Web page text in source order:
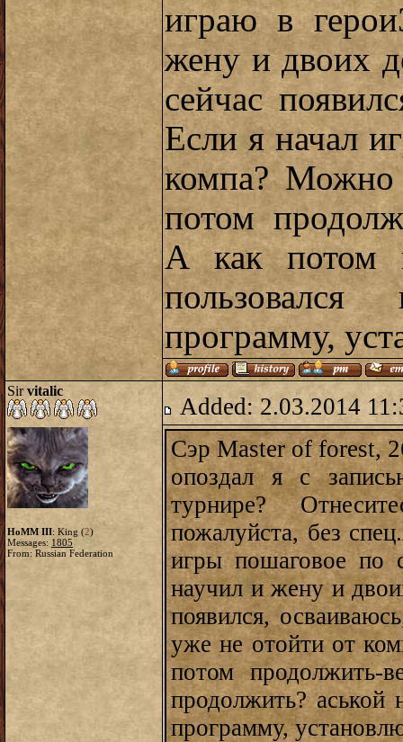
играю в
жену и двоих
сейчас
Если я начал
компа? Можно
потом
А как потом
программу,
Sirvitalic
HoMM III: King (2)
Messages: 1805
From: Russian Federation
Added: 2.03.2014
Сэр Master of forest,
опоздал я с
турнире?
пожалуйста, без
игры пошаговое по
научил и жену и
появился,
уже не отойти от
потом
продолжить? аськой
программу,